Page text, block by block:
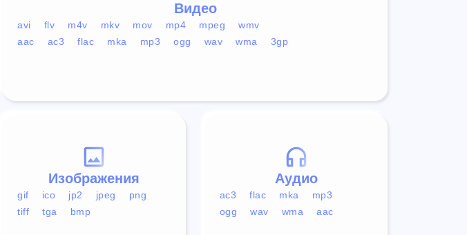
Видео
avi flv m4v mkv mov mp4 mpeg
wmv
aac
ac3 flac mka mp3 ogg wav wma 3gp
Аудио
ac3 flac mka
mp3
ogg
wav wma aac
Изображения
gif ico jp2 jpeg
png
tiff
tga bmp